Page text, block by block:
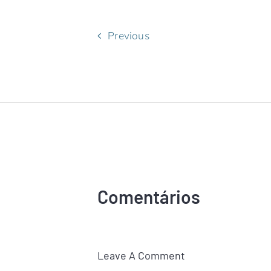
Previous
Comentários
Leave A Comment